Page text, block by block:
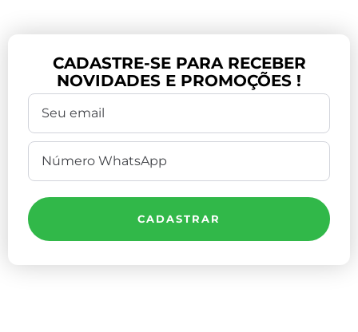
CADASTRE-SE PARA RECEBER
NOVIDADES E PROMOÇÕES !
CADASTRAR